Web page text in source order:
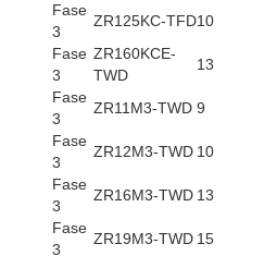
Fase
3
ZR125KC-TFD10
Fase
3
ZR160KCE-
TWD
13
Fase
3
ZR11M3-TWD 9
Fase
3
ZR12M3-TWD 10
Fase
3
ZR16M3-TWD 13
Fase
3
ZR19M3-TWD 15